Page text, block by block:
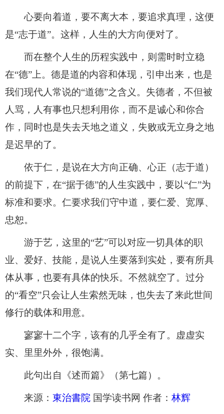
心要向着道，要不离大本，要追求真理，这便
是“志于道”。这样，人生的大方向便对了。
而在整个人生的历程实践中，则需时时立稳
在“德”上。德是道的内容和体现，引申出来，也是
我们现代人常说的“道德”之含义。失德者，不但被
人骂，人有事也只想利用你，而不是诚心和你合
作，同时也是失去天地之道义，失败或无立身之地
是迟早的了。
依于仁，是说在大方向正确、心正（志于道）
的前提下，在“据于德”的人生实践中，要以“仁”为
标准和要求。仁要求我们守中道，要仁爱、宽厚、
忠恕。
游于艺，这里的“艺”可以对应一切具体的职
业、爱好、技能，是说人生要落到实处，要有所具
体从事，也要有具体的快乐。不然就空了。过分
的“看空”只会让人生索然无味，也失去了来此世间
修行的载体和用意。
寥寥十二个字，该有的几乎全有了。虚虚实
实、里里外外，很饱满。
此句出自《述而篇》（第七篇）。
来源： 東治書院 国学读书网 作者： 林辉